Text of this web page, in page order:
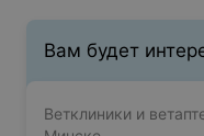
Вам будет
Ветклиники и